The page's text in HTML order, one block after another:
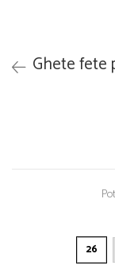
Ghete fete
26